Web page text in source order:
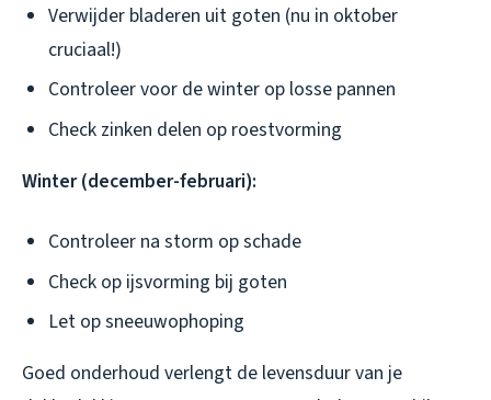
Verwijder bladeren uit goten (nu in oktober
cruciaal!)
Controleer voor de winter op losse pannen
Check zinken delen op roestvorming
Winter (december-februari):
Controleer na storm op schade
Check op ijsvorming bij goten
Let op sneeuwophoping
Goed onderhoud verlengt de levensduur van je